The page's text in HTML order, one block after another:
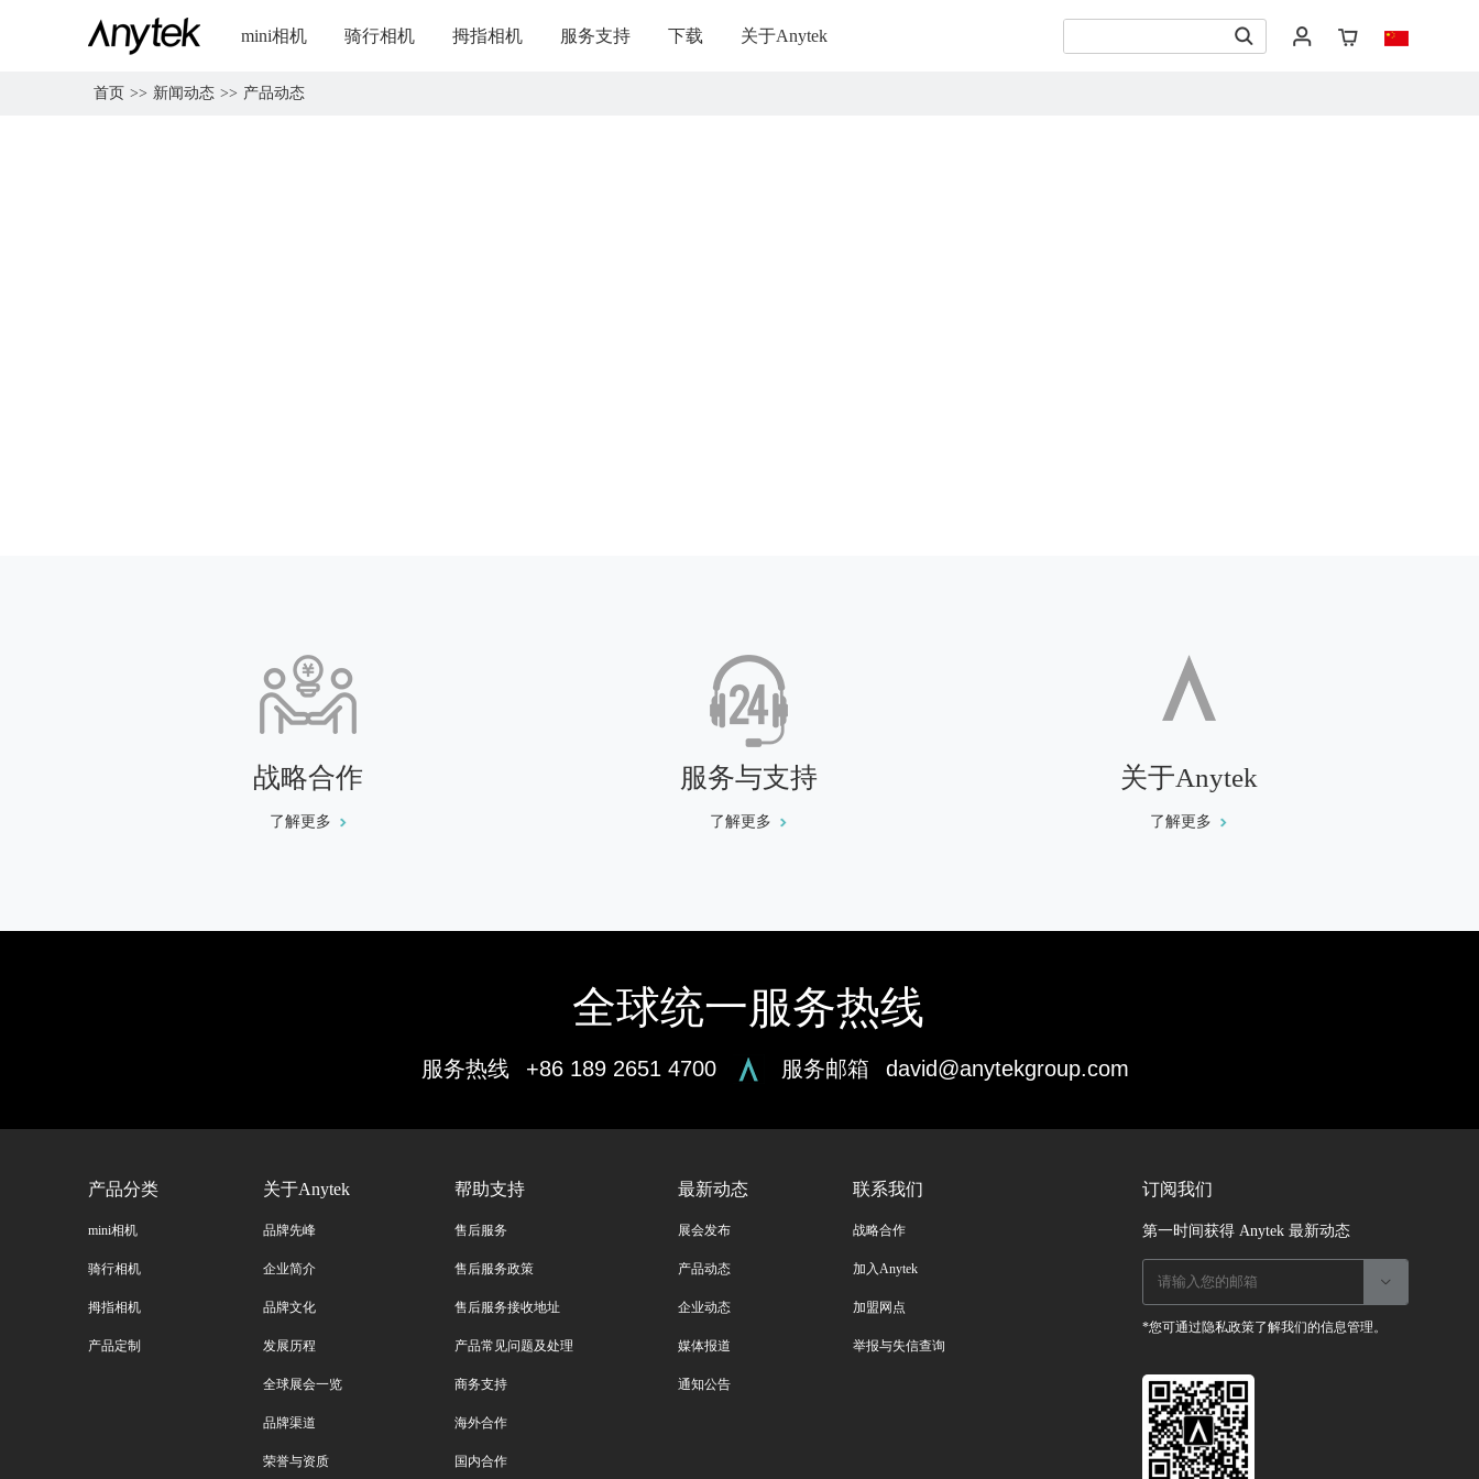
mini相机 骑行相机 拇指相机 服务支持 下载 关于Anytek
首页 >> 新闻动态 >> 产品动态
战略合作
了解更多
服务与支持
了解更多
关于Anytek
了解更多
全球统一服务热线
服务热线 +86 189 2651 4700 服务邮箱 david@anytekgroup.com
产品分类
mini相机
骑行相机
拇指相机
产品定制
关于Anytek
品牌先峰
企业简介
品牌文化
发展历程
全球展会一览
品牌渠道
荣誉与资质
帮助支持
售后服务
售后服务政策
售后服务接收地址
产品常见问题及处理
商务支持
海外合作
国内合作
最新动态
展会发布
产品动态
企业动态
媒体报道
通知公告
联系我们
战略合作
加入Anytek
加盟网点
举报与失信查询
订阅我们
第一时间获得 Anytek 最新动态

*您可通过隐私政策了解我们的信息管理。